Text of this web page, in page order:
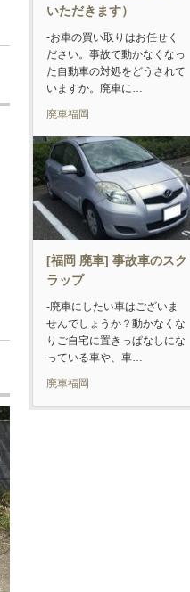
いただきます）
-お車の買い取りはお任せく
ださい。事故で動かなくなっ
た自動車の対処をどうされて
いますか。廃車に…
廃車福岡
[福岡 廃車] 事故車のスク
ラップ
-廃車にしたい車はございま
せんでしょうか？動かなくな
りご自宅に置きっぱなしにな
っている車や、車…
廃車福岡